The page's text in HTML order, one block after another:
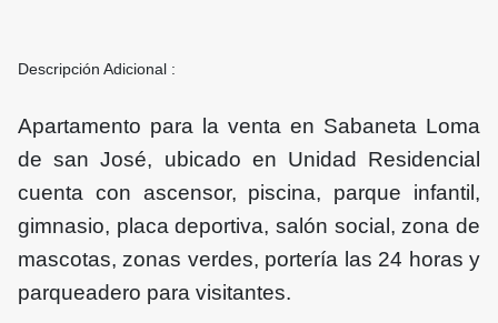
Descripción Adicional :
Apartamento para la venta en Sabaneta Loma
de san José, ubicado en Unidad Residencial
cuenta con ascensor, piscina, parque infantil,
gimnasio, placa deportiva, salón social, zona de
mascotas, zonas verdes, portería las 24 horas y
parqueadero para visitantes.